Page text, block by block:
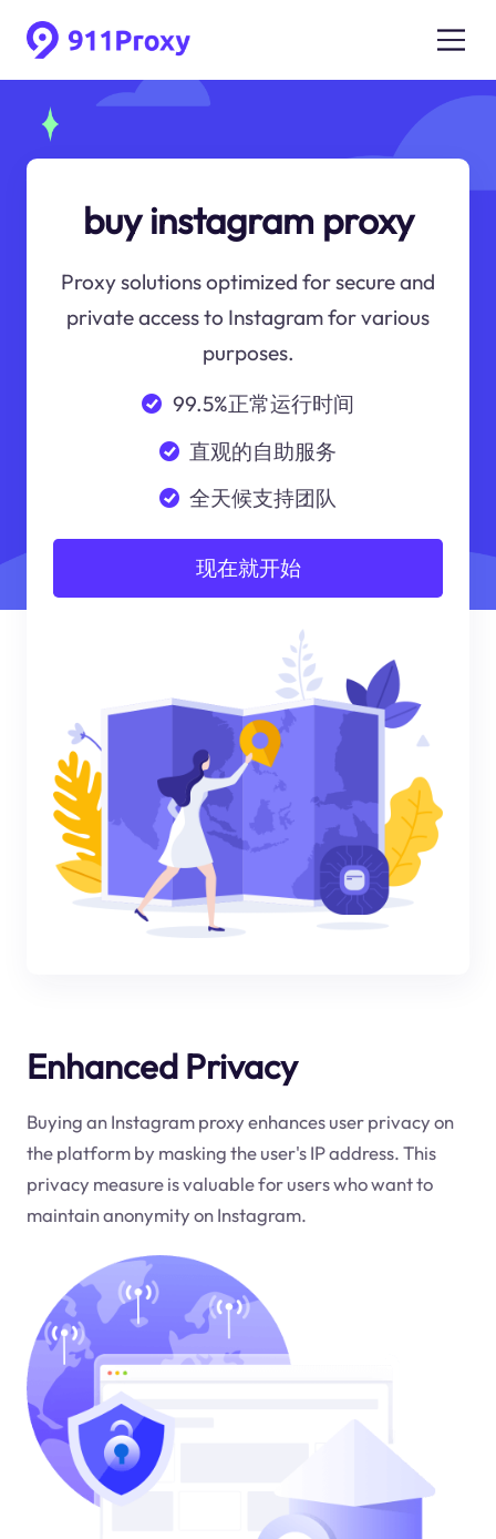
buy instagram proxy
Proxy solutions optimized for secure and
private access to Instagram for various
purposes.
99.5%正常运行时间
直观的自助服务
全天候支持团队
现在就开始
Enhanced Privacy
Buying an Instagram proxy enhances user privacy on
the platform by masking the user's IP address. This
privacy measure is valuable for users who want to
maintain anonymity on Instagram.